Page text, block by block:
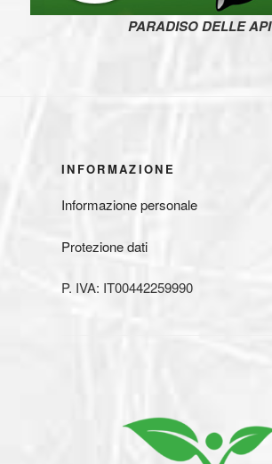
PARADISO DELLE API
INFORMAZIONE
Informazione personale
Protezione dati
P. IVA: IT00442259990